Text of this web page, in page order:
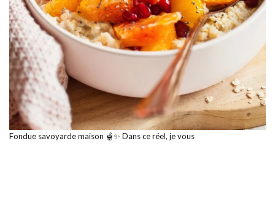
Fondue savoyarde maison 🫕✨ Dans ce réel, je vous